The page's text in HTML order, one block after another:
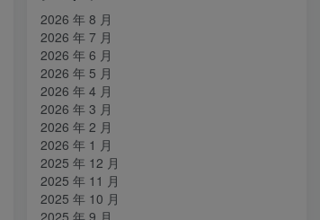
2026 年 8 月
2026 年 7 月
2026 年 6 月
2026 年 5 月
2026 年 4 月
2026 年 3 月
2026 年 2 月
2026 年 1 月
2025 年 12 月
2025 年 11 月
2025 年 10 月
2025 年 9 月